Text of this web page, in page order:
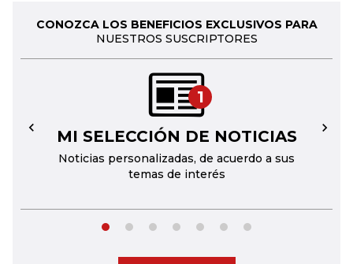
CONOZCA LOS BENEFICIOS EXCLUSIVOS PARA
NUESTROS SUSCRIPTORES
1
MI SELECCIÓN DE NOTICIAS
Noticias personalizadas, de acuerdo a sus
temas de interés
← →